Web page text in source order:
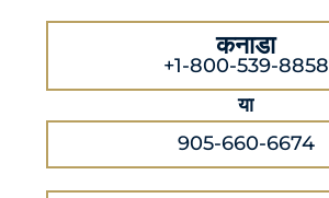
कनाडा
+1-800-539-8858
या
905-660-6674